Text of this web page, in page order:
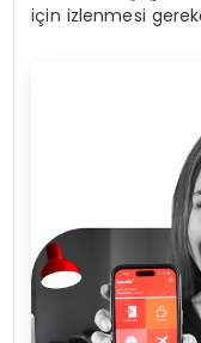
için izlenmesi